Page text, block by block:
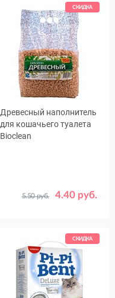
СКИДКА
Древесный наполнитель
для кошачьего туалета
Bioclean
4.40 руб.
5.50 руб.
Объем,
8 10
30
СКИДКА